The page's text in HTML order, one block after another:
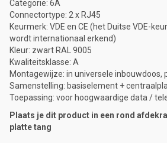
Categorie: 6A
Connectortype: 2 x RJ45
Keurmerk: VDE en CE (het Duitse VDE-
wordt internationaal erkend)
Kleur: zwart RAL 9005
Kwaliteitsklasse: A
Montagewijze: in universele
Samenstelling: basiselement +
Toepassing: voor hoogwaardige data /
Plaats je dit product in een rond
platte tang